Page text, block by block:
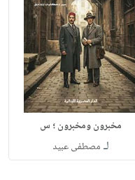
مخبرون ومخبرون ؛ س
لـ مصطفى عبيد